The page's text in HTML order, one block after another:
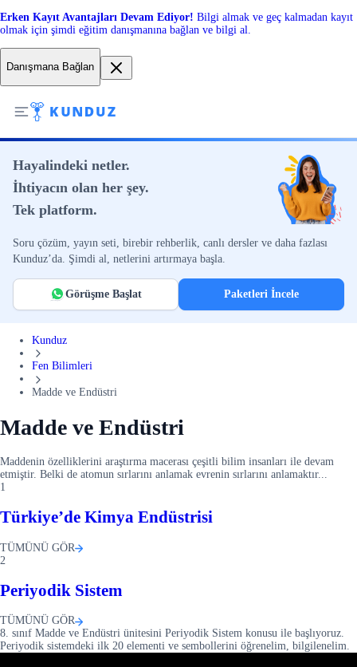
Erken Kayıt Avantajları Devam Ediyor! Bilgi almak ve geç kalmadan kayıt
olmak için şimdi eğitim danışmanına bağlan ve bilgi al.
Danışmana Bağlan
Hayalindeki netler.
İhtiyacın olan her şey.
Tek platform.
Soru çözüm, yayın seti, birebir rehberlik, canlı dersler ve daha fazlası
Kunduz’da. Şimdi al, netlerini artırmaya başla.
Görüşme Başlat Paketleri İncele
Kunduz
Fen Bilimleri
Madde ve Endüstri
Madde ve Endüstri
Maddenin özelliklerini araştırma macerası çeşitli bilim insanları ile devam
etmiştir. Belki de atomun sırlarını anlamak evrenin sırlarını anlamaktır... ️
1
Türkiye’de Kimya Endüstrisi
TÜMÜNÜ GÖR
2
Periyodik Sistem
TÜMÜNÜ GÖR
8. sınıf Madde ve Endüstri ünitesini Periyodik Sistem konusu ile başlıyoruz.
Periyodik sistemdeki ilk 20 elementi ve sembollerini öğrenelim, bilgilenelim.